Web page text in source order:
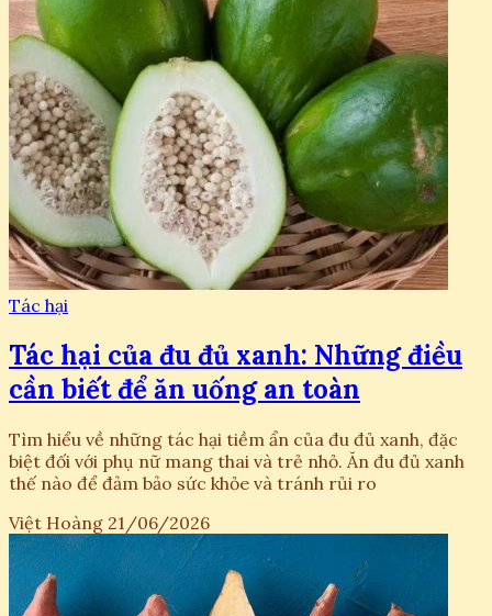
Tác hại
Tác hại của đu đủ xanh: Những điều
cần biết để ăn uống an toàn
Tìm hiểu về những tác hại tiềm ẩn của đu đủ xanh, đặc
biệt đối với phụ nữ mang thai và trẻ nhỏ. Ăn đu đủ xanh
thế nào để đảm bảo sức khỏe và tránh rủi ro
Việt Hoàng 21/06/2026